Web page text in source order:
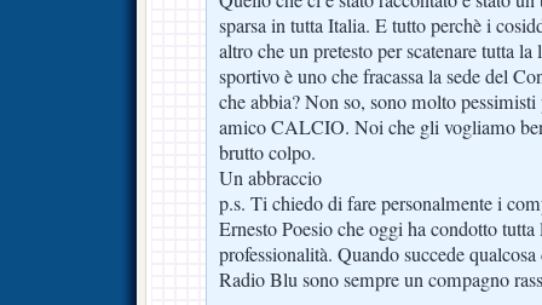
sparsa in tutta Italia. E tutto perchè i
altro che un pretesto per scatenare tutta
sportivo è uno che fracassa la sede del
che abbia? Non so, sono molto
amico CALCIO. Noi che gli vogliamo
brutto colpo.
Un abbraccio
p.s. Ti chiedo di fare personalmente i
Ernesto Poesio che oggi ha condotto
professionalità. Quando succede
Radio Blu sono sempre un compagno